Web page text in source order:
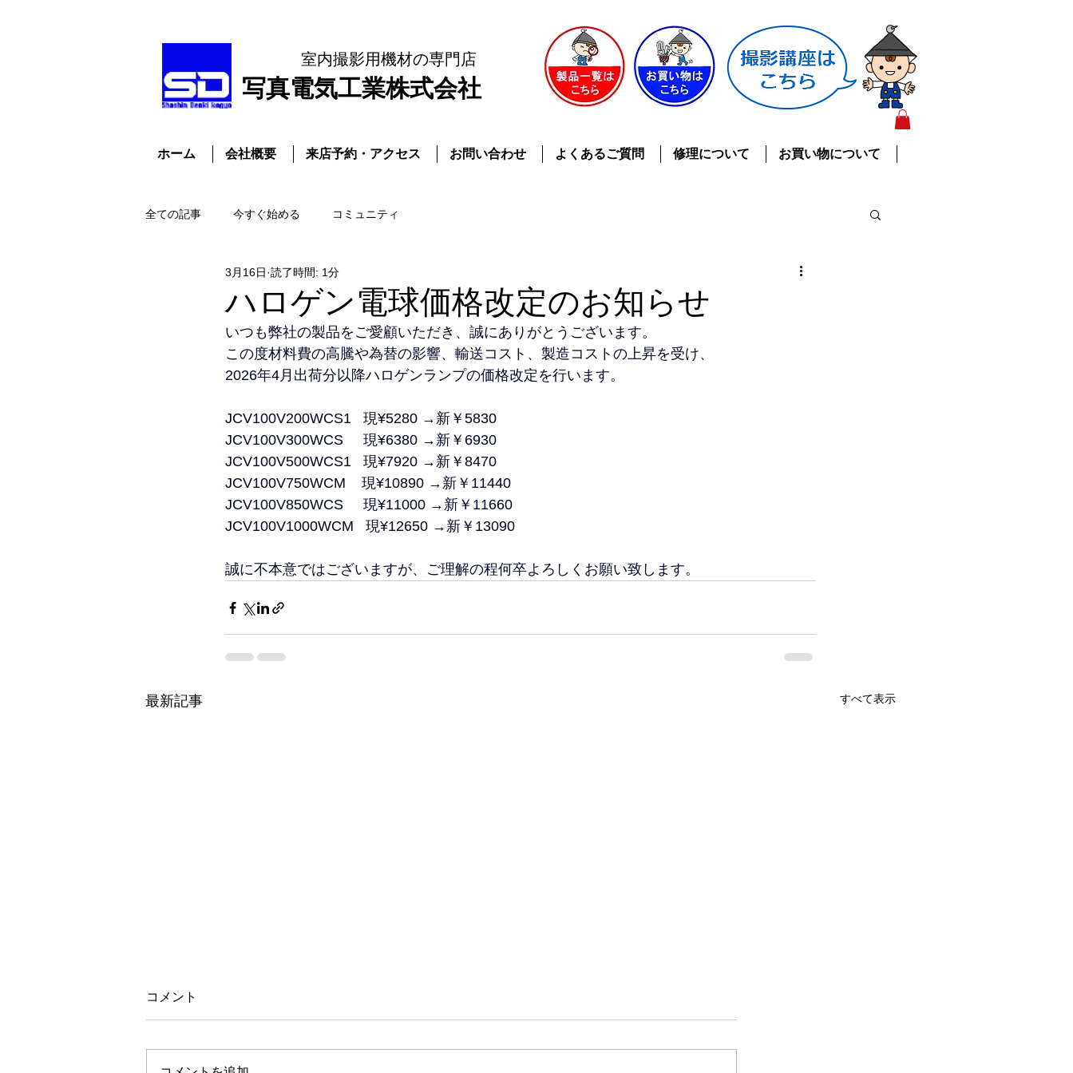
​写真電気工業株式会社
室内撮影用機材の専門店
ホーム 会社概要 来店予約・アクセス お問い合わせ よくあるご質問 修理について お買い物について
全ての記事 今すぐ始める コミュニティ
ハロゲン電球価格改定のお知らせ
3月16日 読了時間: 1分
いつも弊社の製品をご愛顧いただき、誠にありがとうございます。
この度材料費の高騰や為替の影響、輸送コスト、製造コストの上昇を受け、
2026年4月出荷分以降ハロゲンランプの価格改定を行います。
JCV100V200WCS1   現¥5280 →新￥5830
JCV100V300WCS     現¥6380 →新￥6930
JCV100V500WCS1   現¥7920 →新￥8470
JCV100V750WCM    現¥10890 →新￥11440
JCV100V850WCS     現¥11000 →新￥11660
JCV100V1000WCM   現¥12650 →新￥13090
誠に不本意ではございますが、ご理解の程何卒よろしくお願い致します。
最新記事 すべて表示
コメント